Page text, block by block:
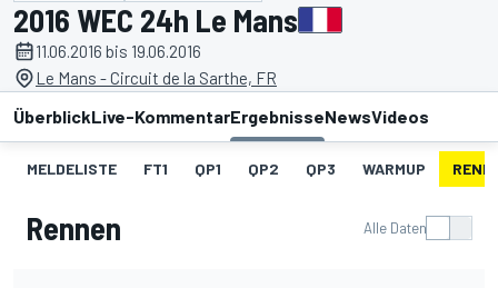
2016 WEC 24h Le Mans
11.06.2016 bis 19.06.2016
Le Mans - Circuit de la Sarthe, FR
ÜberblickLive-KommentarErgebnisseNewsVideos
MELDELISTE FT1 QP1 QP2 QP3 WARMUP
Rennen Alle Daten